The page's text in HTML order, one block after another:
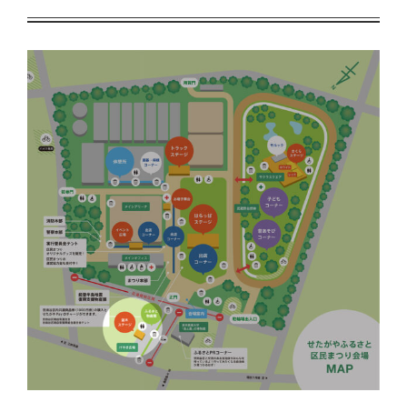
アクセス
実行委員会について